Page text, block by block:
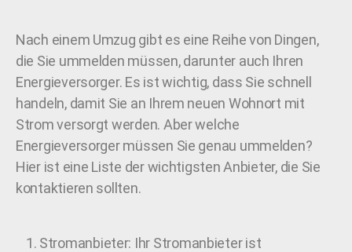
Nach einem Umzug gibt es eine Reihe von Dingen,
die Sie ummelden müssen, darunter auch Ihren
Energieversorger. Es ist wichtig, dass Sie schnell
handeln, damit Sie an Ihrem neuen Wohnort mit
Strom versorgt werden. Aber welche
Energieversorger müssen Sie genau ummelden?
Hier ist eine Liste der wichtigsten Anbieter, die Sie
kontaktieren sollten.
Stromanbieter: Ihr Stromanbieter ist